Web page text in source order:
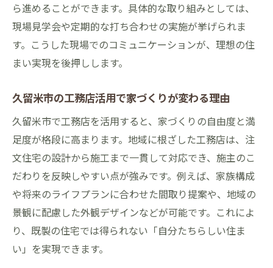
ら進めることができます。具体的な取り組みとしては、
現場見学会や定期的な打ち合わせの実施が挙げられま
す。こうした現場でのコミュニケーションが、理想の住
まい実現を後押しします。
久留米市の工務店活用で家づくりが変わる理由
久留米市で工務店を活用すると、家づくりの自由度と満
足度が格段に高まります。地域に根ざした工務店は、注
文住宅の設計から施工まで一貫して対応でき、施主のこ
だわりを反映しやすい点が強みです。例えば、家族構成
や将来のライフプランに合わせた間取り提案や、地域の
景観に配慮した外観デザインなどが可能です。これによ
り、既製の住宅では得られない「自分たちらしい住ま
い」を実現できます。